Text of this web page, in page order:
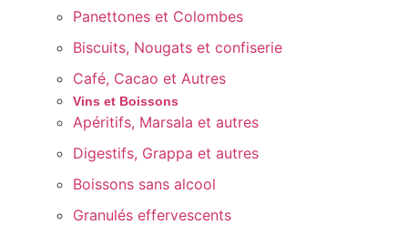
Panettones et Colombes
Biscuits, Nougats et confiserie
Café, Cacao et Autres
Vins et Boissons
Apéritifs, Marsala et autres
Digestifs, Grappa et autres
Boissons sans alcool
Granulés effervescents